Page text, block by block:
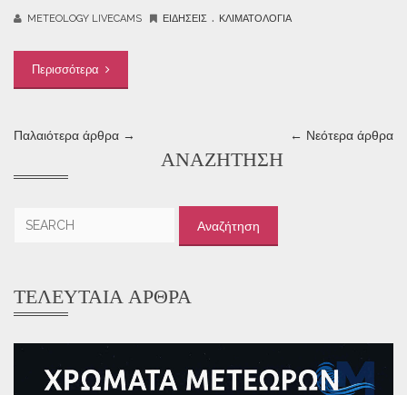
METEOLOGY LIVECAMS ΕΙΔΉΣΕΙΣ . ΚΛΙΜΑΤΟΛΟΓΊΑ
Περισσότερα
Παλαιότερα άρθρα → ← Νεότερα άρθρα
ΑΝΑΖΉΤΗΣΗ
ΤΕΛΕΥΤΑΊΑ ΆΡΘΡΑ